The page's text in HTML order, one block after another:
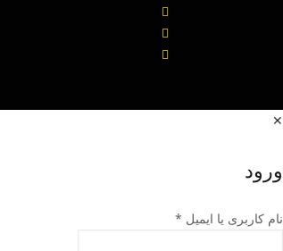
✕
ورود
نام کاربری یا ایمیل *